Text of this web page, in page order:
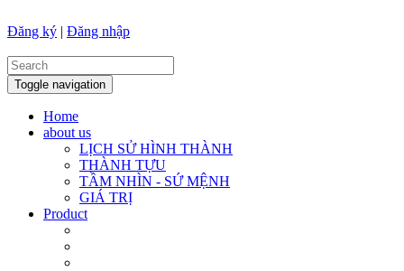
Đăng ký | Đăng nhập
Toggle navigation
Home
about us
LỊCH SỬ HÌNH THÀNH
THÀNH TỰU
TẦM NHÌN - SỨ MỆNH
GIÁ TRỊ
Product